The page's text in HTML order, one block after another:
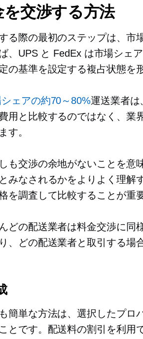
交渉する方法
る際の最初のステップは、市
、UPS と FedEx は市場シェ
の基準を設定する複占状態を
ェアの約70～80%運送業者は
用と比較するのではなく、業
す。
も交渉の余地がないことを意
みなされるかをよりよく理解
を調査して比較することが重
どの配送業者は料金交渉に同
、どの配送業者と取引する場
簡単な方法は、選択したプロ
とです。配送料の割引を利用